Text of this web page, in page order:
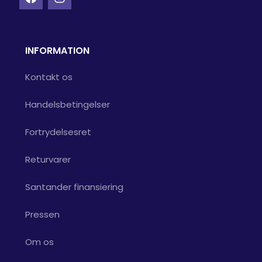
INFORMATION
Kontakt os
Handelsbetingelser
Fortrydelsesret
Returvarer
Santander finansiering
Pressen
Om os